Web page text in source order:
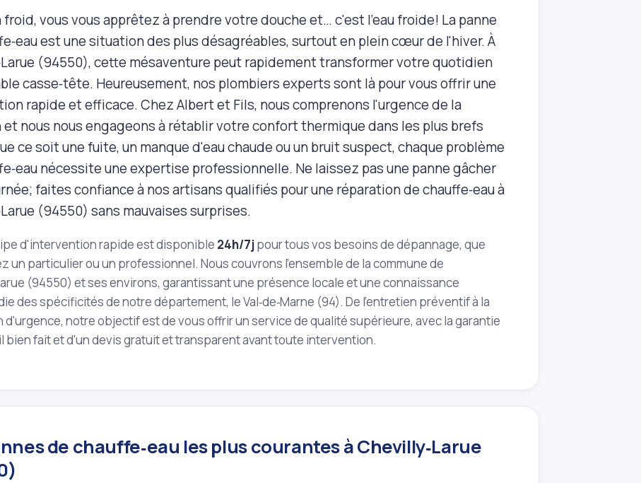
froid, vous vous apprêtez à prendre votre douche et… c'est l'eau froide! La panne
est une situation des plus désagréables, surtout en plein cœur de l'hiver. À
(94550), cette mésaventure peut rapidement transformer votre quotidien
casse‑tête. Heureusement, nos plombiers experts sont là pour vous offrir une
rapide et efficace. Chez Albert et Fils, nous comprenons l'urgence de la
nous nous engageons à rétablir votre confort thermique dans les plus brefs
ce soit une fuite, un manque d'eau chaude ou un bruit suspect, chaque problème
nécessite une expertise professionnelle. Ne laissez pas une panne gâcher
faites confiance à nos artisans qualifiés pour une réparation de chauffe‑eau à
(94550) sans mauvaises surprises.
d'intervention rapide est disponible 24h/7jpour tous vos besoins de dépannage, que
un particulier ou un professionnel. Nous couvrons l'ensemble de la commune de
(94550) et ses environs, garantissant une présence locale et une connaissance
des spécificités de notre département, le Val‑de‑Marne (94). De l'entretien préventif à la
d'urgence, notre objectif est de vous offrir un service de qualité supérieure, avec la garantie
bien fait et d'un devis gratuit et transparent avant toute intervention.
de chauffe‑eau les plus courantes à Chevilly‑Larue